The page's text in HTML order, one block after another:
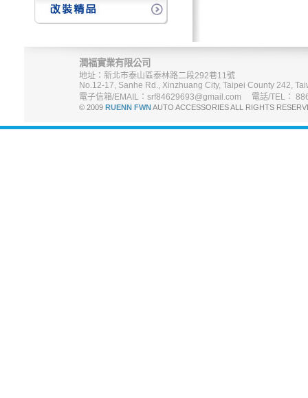
潤福實業有限公司
地址：新北市泰山區泰林路二段292巷11號
No.12-17, Sanhe Rd., Xinzhuang City, Taipei County 242,
電子信箱/EMAIL：srf84629693@gmail.com 電話/TEL：
© 2009 RUENN FWNAUTO ACCESSORIES ALL RIGHTS